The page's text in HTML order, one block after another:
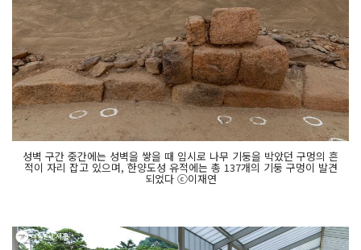
성벽 구간 중간에는 성벽을 쌓을 때 임시로 나무 기둥을 박았던 구멍의 흔
적이 자리 잡고 있으며, 한양도성 유적에는 총 137개의 기둥 구멍이 발견
되었다 ⓒ이재연